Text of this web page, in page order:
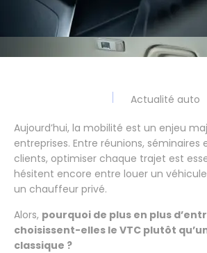
Actualité auto
Aujourd’hui, la mobilité est un enjeu
entreprises. Entre réunions,
clients, optimiser chaque trajet est
hésitent encore entre louer un
un chauffeur privé.
Alors, pourquoi de plus en plus
choisissent-elles le VTC plutôt
classique ?